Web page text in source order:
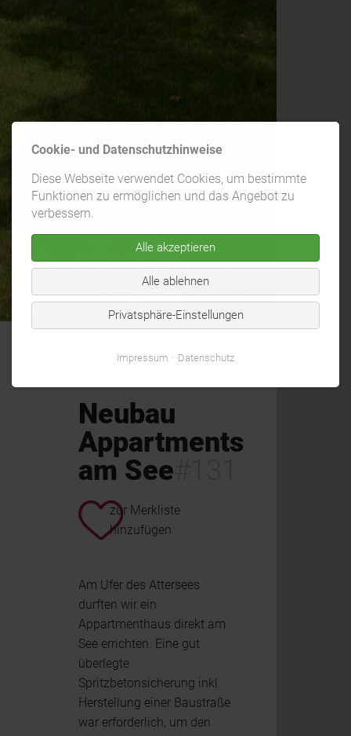
Neubau
Appartments
am See
zur Merkliste
hinzufügen
Am Ufer des Attersees
durften wir ein
Appartmenthaus direkt am
See errichten. Eine gut
überlegte
Spritzbetonsicherung inkl.
Herstellung einer Baustraße
war erforderlich, um den
Cookie- und Datenschutzhinweise
Diese Webseite verwendet Cookies, um bestimmte
Funktionen zu ermöglichen und das Angebot zu
verbessern.
Alle akzeptieren
Alle ablehnen
Privatsphäre-Einstellungen
Impressum Datenschutz